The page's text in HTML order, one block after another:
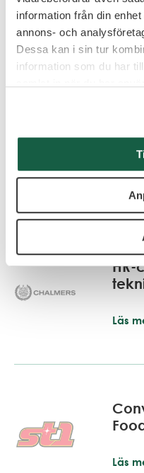
information från din
annons- och
Dessa kan i sin tur
information som du har
Läs
Läs
HR-
Läs
Läs